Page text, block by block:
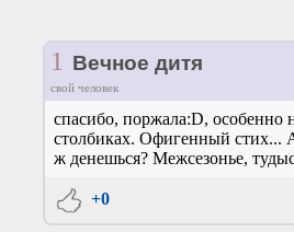
1 Вечное дитя
свой человек
спасибо, поржала:D, особенно
столбиках. Офигенный стих...
ж денешься? Межсезонье,
+0